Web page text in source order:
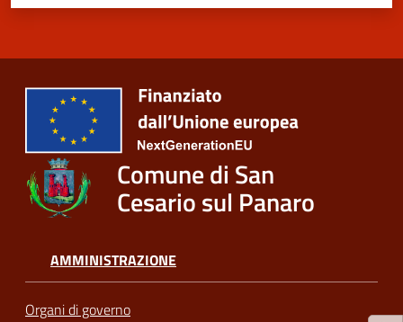
Comune di San
Cesario sul Panaro
AMMINISTRAZIONE
Organi di governo